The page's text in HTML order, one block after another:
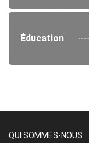
Éducation
QUI SOMMES-NOUS